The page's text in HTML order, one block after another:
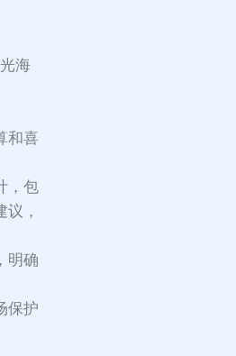
海
和喜
，包
，
明确
保护